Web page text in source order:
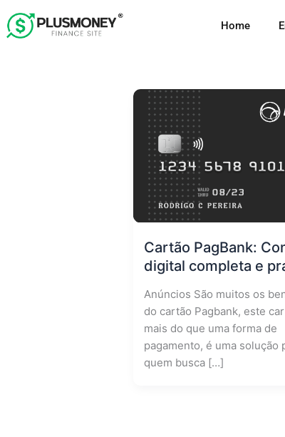
para
Home
Cartão PagBank:
digital completa e
Anúncios São muitos os
do cartão Pagbank, este
mais do que uma forma de
pagamento, é uma solução
quem busca […]